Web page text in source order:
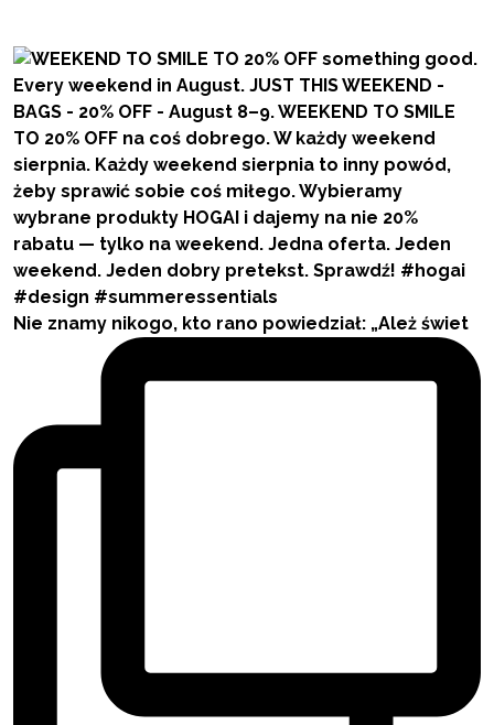
Nie znamy nikogo, kto rano powiedział: „Ależ świet